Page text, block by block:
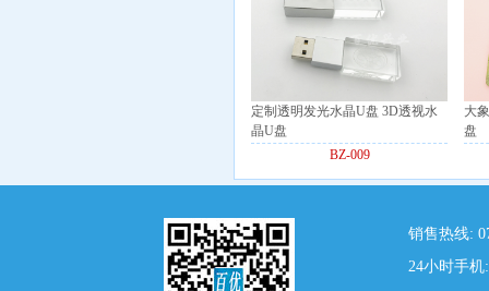
定制透明发光水晶U盘 3D透视水
晶U盘
BZ-009
大
盘
销售热线:
24小时手